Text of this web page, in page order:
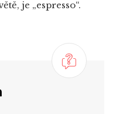
je „espresso“.